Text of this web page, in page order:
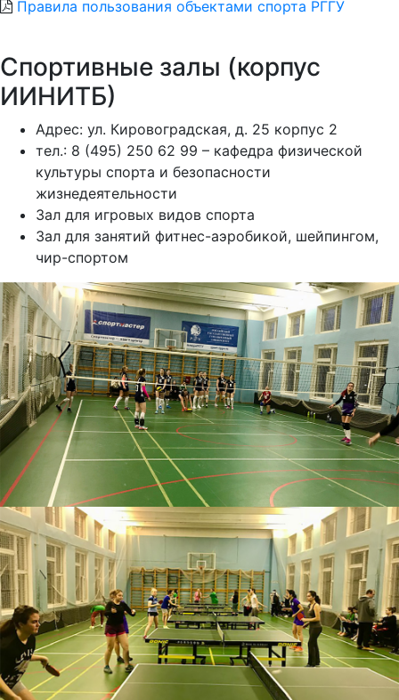
Правила пользования объектами спорта РГГУ
Спортивные залы (корпус
ИИНИТБ)
Адрес: ул. Кировоградская, д. 25 корпус 2
тел.: 8 (495) 250 62 99 – кафедра физической
культуры спорта и безопасности
жизнедеятельности
Зал для игровых видов спорта
Зал для занятий фитнес-аэробикой, шейпингом,
чир-спортом